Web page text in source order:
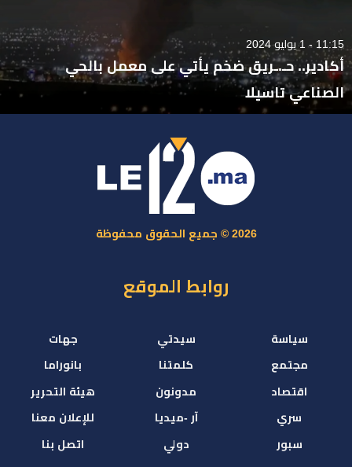
11:15 - 1 يوليو 2024
أكادير.. حـ.ـريق ضخم يأتي على معمل بالحي
الصناعي تاسيلا
2026 © جميع الحقوق محفوظة
روابط الموقع
سياسة
مجتمع
اقتصاد
سري
سبور
سيدتي
كلمتنا
مدونون
آر -ميديا
دولي
جهات
بانوراما
هيئة التحرير
للإعلان معنا
اتصل بنا